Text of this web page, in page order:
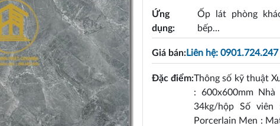
Ứng
dụng:
Ốp lát phòng
bếp...
Giá bán:Liên hệ: 0901.724.247
Đặc điểm:Thông số kỹ thuật
: 600x600mm
34kg/hộp Số
Porcerlain Men :